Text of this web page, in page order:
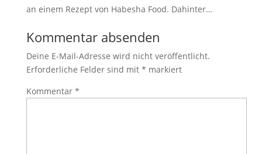
an einem Rezept von Habesha Food. Dahinter…
Kommentar absenden
Deine E-Mail-Adresse wird nicht veröffentlicht.
Erforderliche Felder sind mit * markiert
Kommentar *